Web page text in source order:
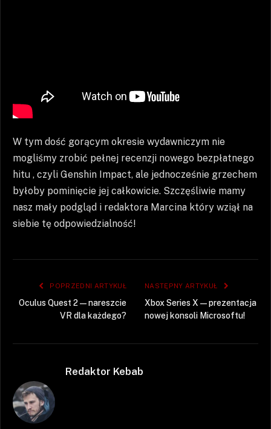
W tym dość gorącym okresie wydawniczym nie
mogliśmy zrobić pełnej recenzji nowego bezpłatnego
hitu , czyli Genshin Impact, ale jednocześnie grzechem
byłoby pominięcie jej całkowicie. Szczęśliwie mamy
nasz mały podgląd i redaktora Marcina który wziął na
siebie tę odpowiedzialność!
POPRZEDNI ARTYKUŁ
Oculus Quest 2 — nareszcie
VR dla każdego?
NASTĘPNY ARTYKUŁ
Xbox Series X — prezentacja
nowej konsoli Microsoftu!
Redaktor Kebab